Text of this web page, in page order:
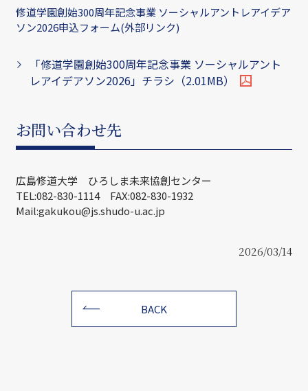
修道学園創始300周年記念事業 ソーシャルアントレアイデア
ソン2026申込フォーム(外部リンク)
「修道学園創始300周年記念事業 ソーシャルアント
レアイデアソン2026」チラシ（2.01MB）
お問い合わせ先
広島修道大学 ひろしま未来協創センター
TEL:082-830-1114 FAX:082-830-1932
Mail:gakukou@js.shudo-u.ac.jp
2026/03/14
BACK